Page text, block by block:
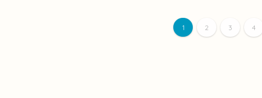
1 2 3 4